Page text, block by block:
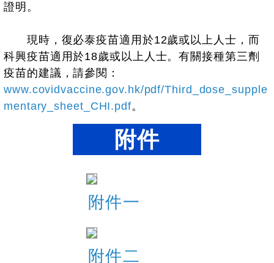
證明。
現時，復必泰疫苗適用於12歲或以上人士，而
科興疫苗適用於18歲或以上人士。有關接種第三劑
疫苗的建議，請參閱：
www.covidvaccine.gov.hk/pdf/Third_dose_supple
mentary_sheet_CHI.pdf。
附件
附件一
附件二